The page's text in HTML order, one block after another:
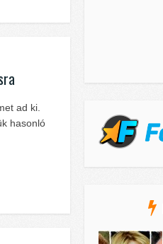
ad ki.
hasonló